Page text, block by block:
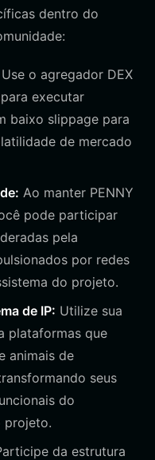
dentro do
Use o agregador DEX
executar
baixo slippage para
de mercado
Ao manter PENNY
pode participar
pela
por redes
do projeto.
de IP: Utilize sua
plataformas que
animais de
seus
do
projeto.
da estrutura